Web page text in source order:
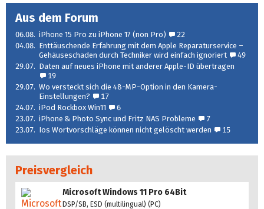
Aus dem Forum
06.08. iPhone 15 Pro zu iPhone 17 (non Pro)
22
04.08. Enttäuschende Erfahrung mit dem Apple Reparaturservice –
Gehäuseschaden durch Techniker wird einfach ignoriert
49
29.07. Daten auf neues iPhone mit anderer Apple-ID übertragen
19
29.07. Wo versteckt sich die 48-MP-Option in den Kamera-
Einstellungen?
17
24.07. iPod Rockbox Win11
6
23.07. iPhone & Photo Sync und Fritz NAS Probleme
7
23.07. Ios Wortvorschläge können nicht gelöscht werden 15
Preisvergleich
Microsoft Windows 11 Pro 64Bit
DSP/SB, ESD (multilingual) (PC)